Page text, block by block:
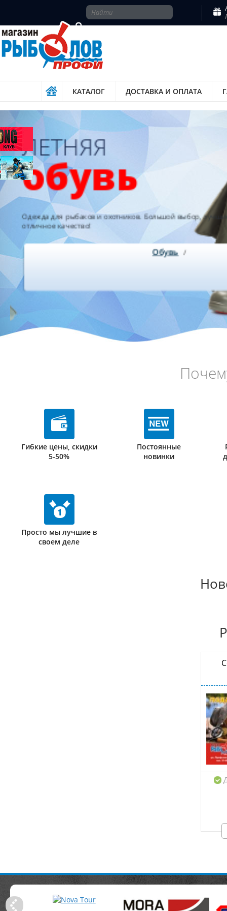
КАТАЛОГ ДОСТАВКА И ОПЛАТА
ЛЕТНЯЯ
обувь
Одежда для рыбаков и охотников. Большой выбор, лучшие
отличное качество!
Обувь
Гибкие цены, скидки
5-50%
Постоянные
новинки
Просто мы лучшие в
своем деле